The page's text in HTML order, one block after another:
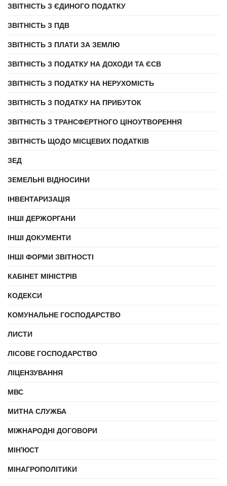
ЗВІТНІСТЬ З ЄДИНОГО ПОДАТКУ
ЗВІТНІСТЬ З ПДВ
ЗВІТНІСТЬ З ПЛАТИ ЗА ЗЕМЛЮ
ЗВІТНІСТЬ З ПОДАТКУ НА ДОХОДИ ТА ЄСВ
ЗВІТНІСТЬ З ПОДАТКУ НА НЕРУХОМІСТЬ
ЗВІТНІСТЬ З ПОДАТКУ НА ПРИБУТОК
ЗВІТНІСТЬ З ТРАНСФЕРТНОГО ЦІНОУТВОРЕННЯ
ЗВІТНІСТЬ ЩОДО МІСЦЕВИХ ПОДАТКІВ
ЗЕД
ЗЕМЕЛЬНІ ВІДНОСИНИ
ІНВЕНТАРИЗАЦІЯ
ІНШІ ДЕРЖОРГАНИ
ІНШІ ДОКУМЕНТИ
ІНШІ ФОРМИ ЗВІТНОСТІ
КАБІНЕТ МІНІСТРІВ
КОДЕКСИ
КОМУНАЛЬНЕ ГОСПОДАРСТВО
ЛИСТИ
ЛІСОВЕ ГОСПОДАРСТВО
ЛІЦЕНЗУВАННЯ
МВС
МИТНА СЛУЖБА
МІЖНАРОДНІ ДОГОВОРИ
МІН'ЮСТ
МІНАГРОПОЛІТИКИ